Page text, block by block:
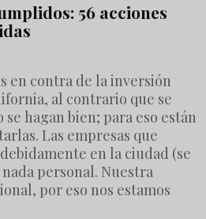
56 acciones
en contra de la inversión
al contrario que se
se hagan bien; para eso están
Las empresas que
en la ciudad (se
personal. Nuestra
por eso nos estamos